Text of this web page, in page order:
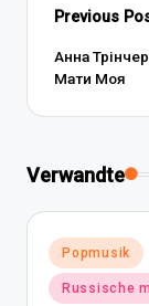
Post
Previous
Анна
Мати Моя
Verwandte
Posted
in
Popmusik
Russische